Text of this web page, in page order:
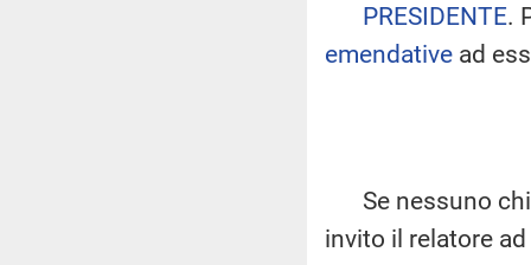
PRESIDENTE.
emendative ad
Se nessuno
invito il relatore